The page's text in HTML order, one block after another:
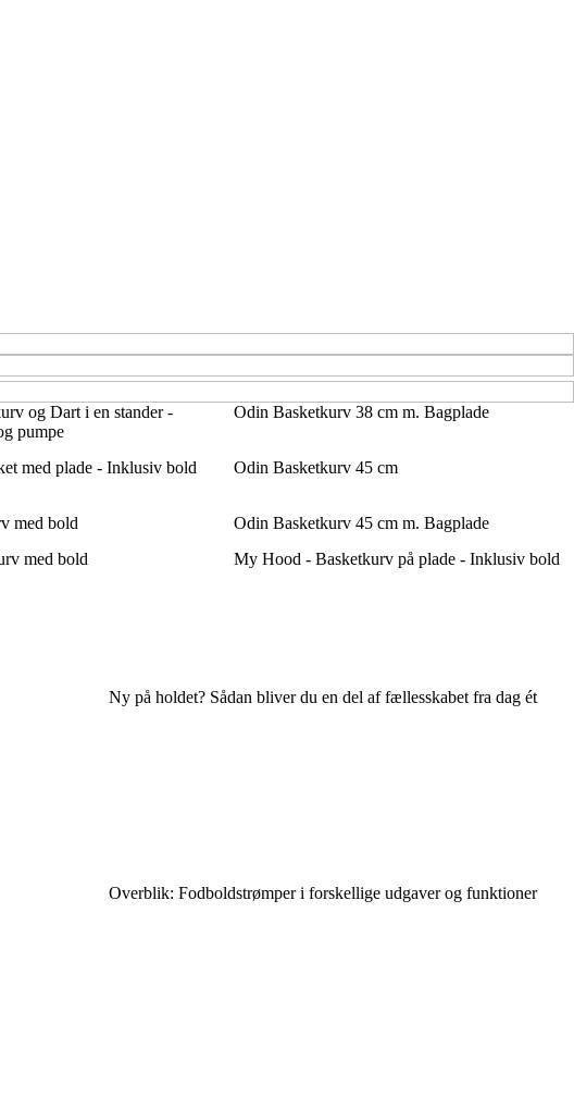
og Dart i en stander -
pumpe
Odin Basketkurv 38 cm m. Bagplade
med plade - Inklusiv bold
Odin Basketkurv 45 cm
med bold
Odin Basketkurv 45 cm m. Bagplade
med bold
My Hood - Basketkurv på plade - Inklusiv bold
Ny på holdet? Sådan bliver du en del af fællesskabet fra dag ét
Overblik: Fodboldstrømper i forskellige udgaver og funktioner